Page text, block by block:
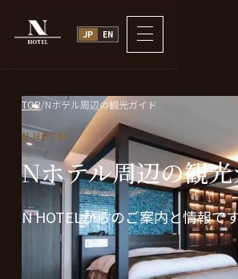
JP EN
TOP/Nホテル周辺の観光ガイド
N HOTEL
Nホテル周辺の観
N HOTELからのご案内と情報です